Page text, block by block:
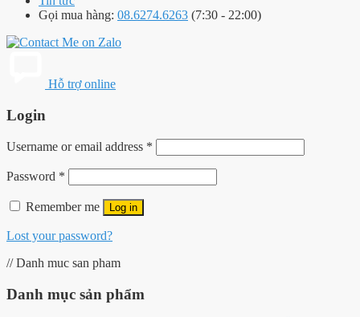
Gọi mua hàng: 08.6274.6263 (7:30 - 22:00)
Hỗ trợ online
Login
Username or email address *
Password *
Remember me Log in
Lost your password?
// Danh muc san pham
Danh mục sản phẩm